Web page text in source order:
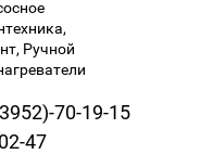
Ручной
70-19-15
47